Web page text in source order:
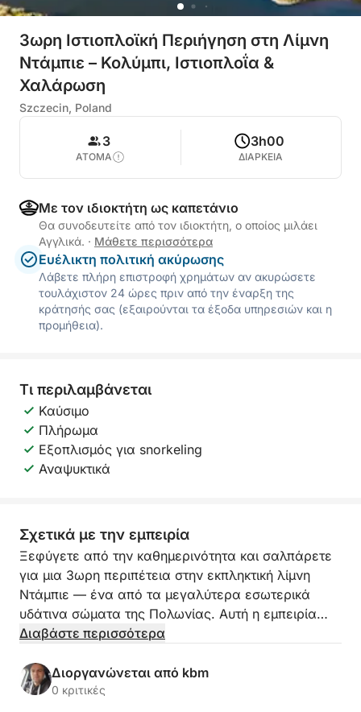
3ωρη Ιστιοπλοϊκή Περιήγηση στη Λίμνη
Ντάμπιε – Κολύμπι, Ιστιοπλοΐα &
Χαλάρωση
Szczecin, Poland
3
ΑΤΟΜΑ
3h00
ΔΙΑΡΚΕΙΑ
Με τον ιδιοκτήτη ως καπετάνιο
Θα συνοδευτείτε από τον ιδιοκτήτη, ο οποίος μιλάει
Αγγλικά. · Μάθετε περισσότερα
Ευέλικτη πολιτική ακύρωσης
Λάβετε πλήρη επιστροφή χρημάτων αν ακυρώσετε
τουλάχιστον 24 ώρες πριν από την έναρξη της
κράτησής σας (εξαιρούνται τα έξοδα υπηρεσιών και η
προμήθεια).
Τι περιλαμβάνεται
Καύσιμο
Πλήρωμα
Εξοπλισμός για snorkeling
Αναψυκτικά
Σχετικά με την εμπειρία
Ξεφύγετε από την καθημερινότητα και σαλπάρετε
για μια 3ωρη περιπέτεια στην εκπληκτική λίμνη
Ντάμπιε — ένα από τα μεγαλύτερα εσωτερικά
υδάτινα σώματα της Πολωνίας. Αυτή η εμπειρία
είναι ιδανική για λάτρεις της φύσης, φίλους ή
κολυμπήσουν και να απολαύσουν μια γαλήνια
φέτα του Στετίνου από μια φρέσκια οπτική γωνία.
Διαβάστε περισσότερα
Διοργανώνεται από kbm
0 κριτικές